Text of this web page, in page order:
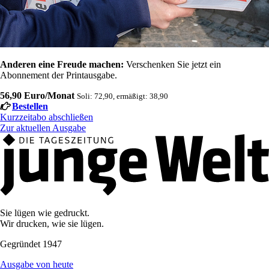
Anderen eine Freude machen: Verschenken Sie jetzt ein
Abonnement der Printausgabe.
56,90 Euro/Monat Soli: 72,90, ermäßigt: 38,90
Bestellen
Kurzzeitabo abschließen
Zur aktuellen Ausgabe
Sie lügen wie gedruckt.
Wir drucken, wie sie lügen.
Gegründet 1947
Ausgabe von heute